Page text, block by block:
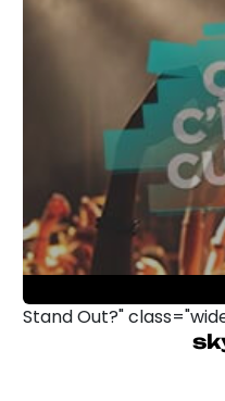
Stand Out?"